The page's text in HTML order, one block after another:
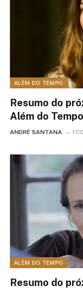
ALÉM DO TEMPO
Resumo do
Além do
ANDRÉ SANTANA 17/
ALÉM DO TEMPO
Resumo do